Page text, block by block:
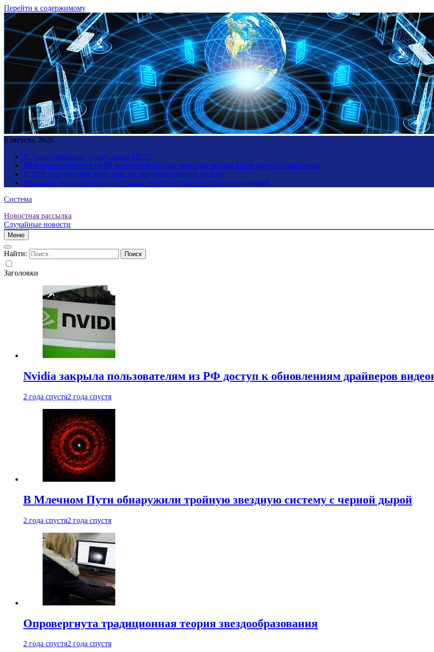
Перейти к содержимому
6 августа, 2026
В Анапе объявили угрозу атаки БПЛА
Мужчина разбогател на 80 миллионов рублей через два месяца после другого выигрыша
В 2026 году россиян ждут еще две короткие рабочие недели
Женщина увидела рай и ад на грани смерти и стала мультимиллионершей
Система
Новостная рассылка
Случайные новости
Меню
Найти:
Заголовки
Nvidia закрыла пользователям из РФ доступ к обновлениям драйверов
2 года спустя2 года спустя
В Млечном Пути обнаружили тройную звездную систему с черной дырой
2 года спустя2 года спустя
Опровергнута традиционная теория звездообразования
2 года спустя2 года спустя